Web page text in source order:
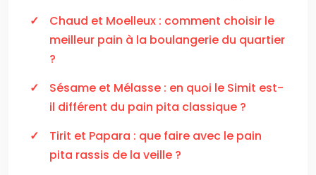
Chaud et Moelleux : comment choisir le
meilleur pain à la boulangerie du quartier
?
Sésame et Mélasse : en quoi le Simit est-
il différent du pain pita classique ?
Tirit et Papara : que faire avec le pain
pita rassis de la veille ?